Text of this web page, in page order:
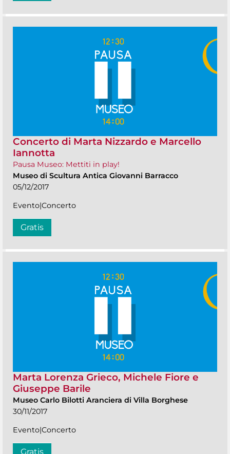
Concerto di Marta Nizzardo e Marcello
Iannotta
Pausa Museo: Mettiti in play!
Museo di Scultura Antica Giovanni Barracco
05/12/2017
Evento|Concerto
Gratis
Marta Lorenza Grieco, Michele Fiore e
Giuseppe Barile
Museo Carlo Bilotti Aranciera di Villa Borghese
30/11/2017
Evento|Concerto
Gratis